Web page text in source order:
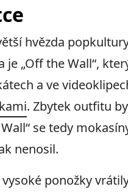
hvězda
je „Off the Wall“,
a ve
. Zbytek outfitu
se tedy
nenosil.
ponožky